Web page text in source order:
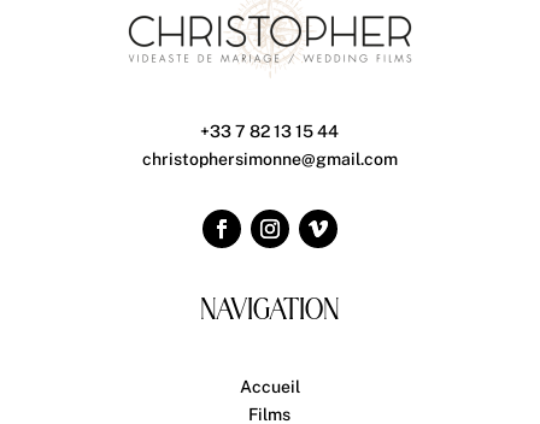
+33 7 82 13 15 44
christophersimonne@gmail.com
NAVIGATION
Accueil
Films